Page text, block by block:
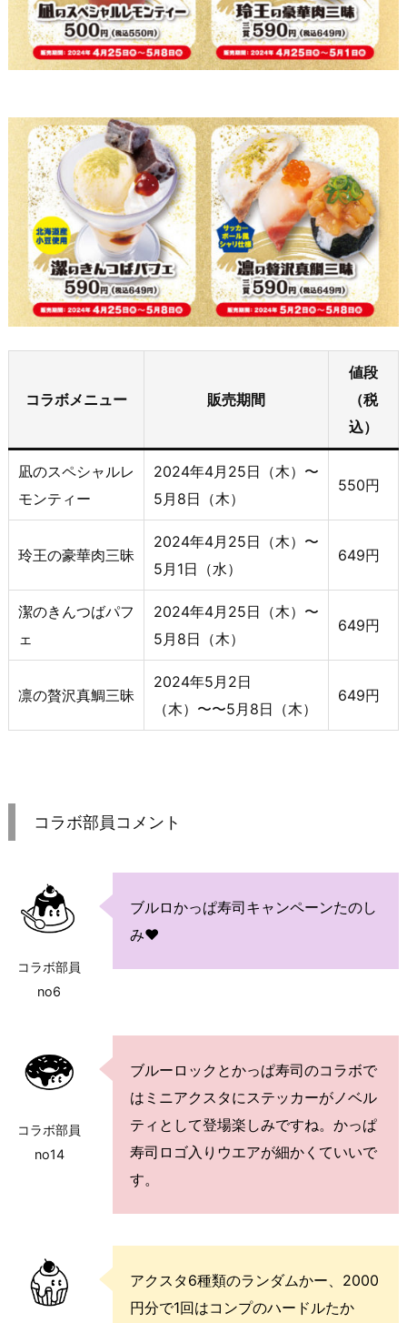
コラボメニュー 販売期間
値段
（税
込）
凪のスペシャルレ
モンティー
2024年4月25日（木）〜
5月8日（木）
550円
玲王の豪華肉三昧
2024年4月25日（木）〜
5月1日（水）
649円
潔のきんつばパフ
ェ
2024年4月25日（木）〜
5月8日（木）
649円
凛の贅沢真鯛三昧
2024年5月2日
（木）〜〜5月8日（木）
649円
コラボ部員コメント
コラボ部員
no6
ブルロかっぱ寿司キャンペーンたのし
み♥
コラボ部員
no14
ブルーロックとかっぱ寿司のコラボで
はミニアクスタにステッカーがノベル
ティとして登場楽しみですね。かっぱ
寿司ロゴ入りウエアが細かくていいで
す。
アクスタ6種類のランダムかー、2000
円分で1回はコンプのハードルたか